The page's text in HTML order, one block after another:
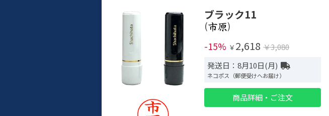
ブラック11
(
)
-15% ￥ 2,618 ￥3,080
発送日：8月10日(月)
ネコポス（郵便受けへお届け）
商品詳細・ご注文